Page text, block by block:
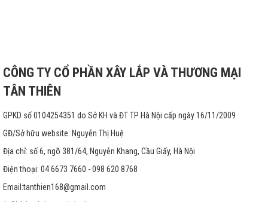
CÔNG TY CỔ PHẦN XÂY LẮP VÀ THƯƠNG MẠI
TÂN THIÊN
GPKD số 0104254351 do Sở KH và ĐT TP Hà Nội cấp ngày 16/11/2009
GĐ/Sở hữu website: Nguyễn Thị Huệ
Địa chỉ: số 6, ngõ 381/64, Nguyễn Khang, Cầu Giấy, Hà Nội
Điện thoại: 04 6673 7660 - 098 620 8768
Email:tanthien168@gmail.com